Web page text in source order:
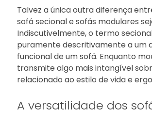
Talvez a única outra diferença
sofá secional e sofás modulares
Indiscutivelmente, o termo
puramente descritivamente a um
funcional de um sofá. Enquanto
transmite algo mais intangível
relacionado ao estilo de vida e
A versatilidade dos